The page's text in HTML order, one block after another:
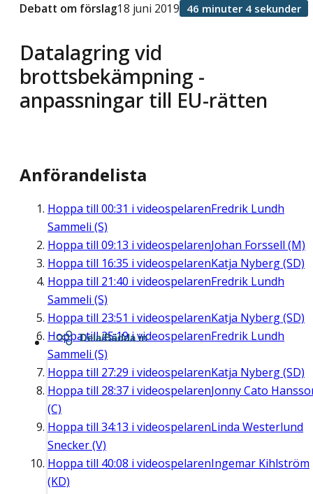
Datalagring vid
brottsbekämpning -
anpassningar till EU-rätten
Debatt om förslag18 juni 2019 46 minuter 4 sekunder
Anförandelista
Hoppa till 00:31 i videospelarenFredrik Lundh
Sammeli (S)
Hoppa till 09:13 i videospelarenJohan Forssell (M)
Hoppa till 16:35 i videospelarenKatja Nyberg (SD)
Hoppa till 21:40 i videospelarenFredrik Lundh
Sammeli (S)
Hoppa till 23:51 i videospelarenKatja Nyberg (SD)
Hoppa till25:19i videospelarenFredrik Lundh
Sammeli (S)
Hoppa till 27:29 i videospelarenKatja Nyberg (SD)
Hoppa till 28:37 i videospelarenJonny Cato
(C)
Hoppa till 34:13 i videospelarenLinda Westerlund
Snecker (V)
Hoppa till 40:08 i videospelarenIngemar Kihlström
(KD)
Dela/Bädda in